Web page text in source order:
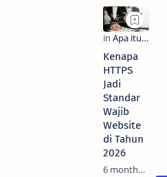
Kenapa
HTTPS
Jadi
Standar
Wajib
Website
di Tahun
2026
6 months ago